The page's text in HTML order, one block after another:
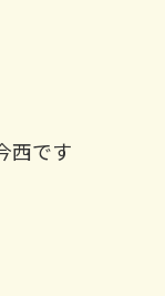
西です